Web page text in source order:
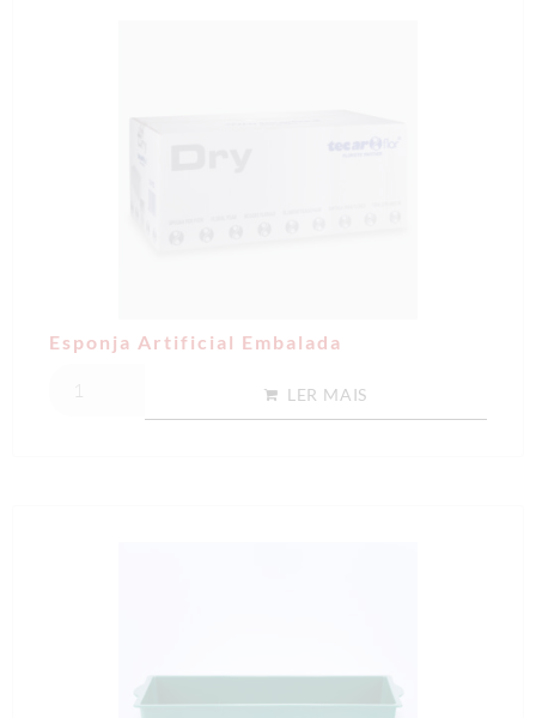
Esponja Artificial Embalada
LER MAIS